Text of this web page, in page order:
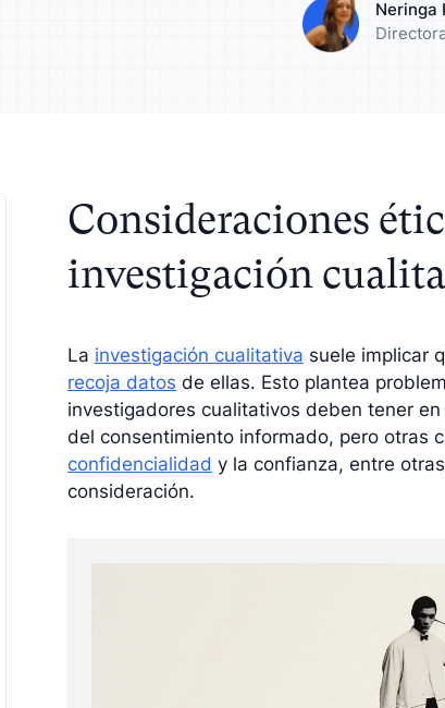
Entienda
Neringa
Consideraciones
investigación
La investigación cualitativa suele implicar
recoja datos de ellas. Esto plantea
investigadores cualitativos deben tener
del consentimiento informado, pero otras
confidencialidad y la confianza, entre
consideración.